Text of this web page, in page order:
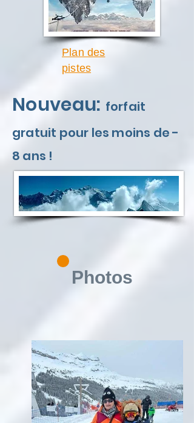
Plan des
pistes
Nouveau: forfait
gratuit pour les moins de -
8 ans !
Photos